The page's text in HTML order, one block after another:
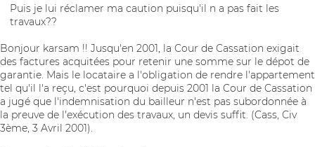
Puis je lui réclamer ma caution puisqu'il n a pas fait les
travaux??
Bonjour karsam !! Jusqu'en 2001, la Cour de Cassation exigait
des factures acquitées pour retenir une somme sur le dépot de
garantie. Mais le locataire a l'obligation de rendre l'appartement
tel qu'il l'a reçu, c'est pourquoi depuis 2001 la Cour de Cassation
a jugé que l'indemnisation du bailleur n'est pas subordonnée à
la preuve de l'exécution des travaux, un devis suffit. (Cass, Civ
3ème, 3 Avril 2001).